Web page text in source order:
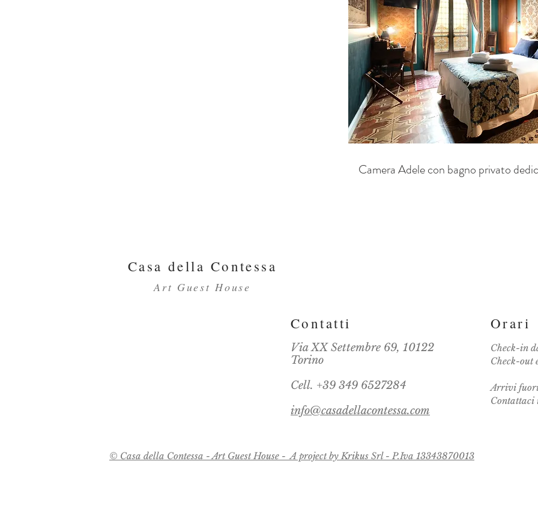
Camera Adele con bagno privato
Casa della Contessa
Art Guest House
Contatti
Via XX Settembre 69, 10122
Torino
Cell. +39 349 6527284
info@casadellacontessa.com
Orari
Check-in
Check-out
Arrivi
Contattaci
© Casa della Contessa - Art Guest House - A project by Krikus Srl - P.Iva 13343870013